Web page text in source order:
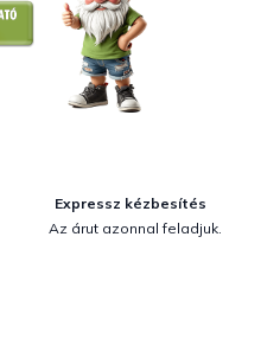
Expressz kézbesítés
Az árut azonnal feladjuk.